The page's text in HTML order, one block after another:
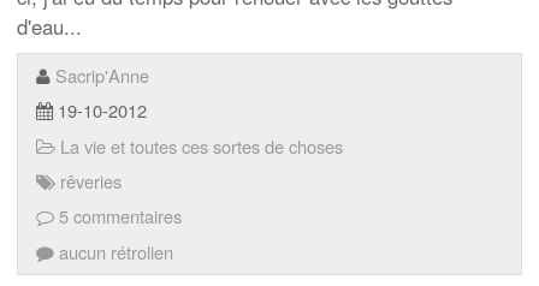
d'eau...
Sacrip'Anne
19-10-2012
La vie et toutes ces sortes de choses
rêveries
5 commentaires
aucun rétrolien